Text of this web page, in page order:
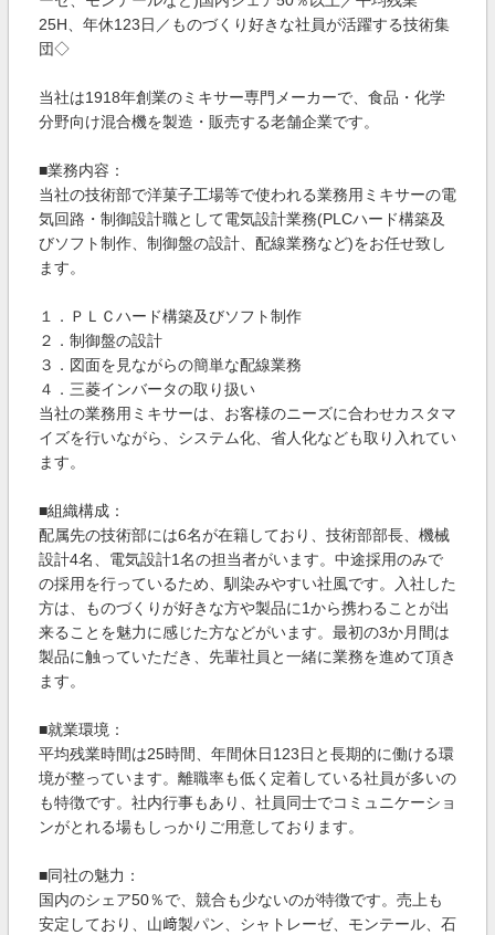
25H、年休123日／ものづくり好きな社員が活躍する技術集
団◇
当社は1918年創業のミキサー専門メーカーで、食品・化学
分野向け混合機を製造・販売する老舗企業です。
■業務内容：
当社の技術部で洋菓子工場等で使われる業務用ミキサーの電
気回路・制御設計職として電気設計業務(PLCハード構築及
びソフト制作、制御盤の設計、配線業務など)をお任せ致し
ます。
１．ＰＬＣハード構築及びソフト制作
２．制御盤の設計
３．図面を見ながらの簡単な配線業務
４．三菱インバータの取り扱い
当社の業務用ミキサーは、お客様のニーズに合わせカスタマ
イズを行いながら、システム化、省人化なども取り入れてい
ます。
■組織構成：
配属先の技術部には6名が在籍しており、技術部部長、機械
設計4名、電気設計1名の担当者がいます。中途採用のみで
の採用を行っているため、馴染みやすい社風です。入社した
方は、ものづくりが好きな方や製品に1から携わることが出
来ることを魅力に感じた方などがいます。最初の3か月間は
製品に触っていただき、先輩社員と一緒に業務を進めて頂き
ます。
■就業環境：
平均残業時間は25時間、年間休日123日と長期的に働ける環
境が整っています。離職率も低く定着している社員が多いの
も特徴です。社内行事もあり、社員同士でコミュニケーショ
ンがとれる場もしっかりご用意しております。
■同社の魅力：
国内のシェア50％で、競合も少ないのが特徴です。売上も
安定しており、山﨑製パン、シャトレーゼ、モンテール、石